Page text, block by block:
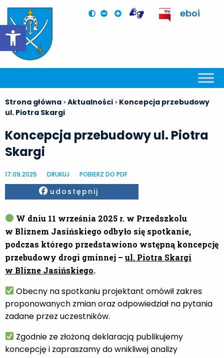
Otwórz pasek narzędzi
eboi
Strona główna >Aktualności > Koncepcja przebudowy
ul. Piotra Skargi
Koncepcja przebudowy ul. Piotra
Skargi
17.09.2025 DRUKUJ POBIERZ DO PDF
Facebook
udostępnij
W dniu 11 września 2025 r. w Przedszkolu
w Bliznem Jasińskiego odbyło się spotkanie,
podczas którego przedstawiono wstępną koncepcję
przebudowy drogi gminnej – ul. Piotra Skargi
w Blizne Jasińskiego.
Obecny na spotkaniu projektant omówił zakres
proponowanych zmian oraz odpowiedział na pytania
zadane przez uczestników.
Zgodnie ze złożoną deklaracją publikujemy
koncepcję i zapraszamy do wnikliwej analizy